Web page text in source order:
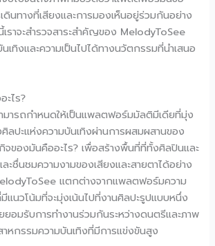
นทางที่เสียงและการมองเห็นอยู่ร่วมกันอย่าง
าจะสำรวจสาระสำคัญของ MelodyToSee
เทิงและความเป็นไปได้ทางนวัตกรรมที่นำเสนอ
ะไร?
มารถกำหนดให้เป็นแพลตฟอร์มมัลติมีเดียที่มุ่ง
ศิลปะแห่งความบันเทิงผ่านการผสมผสานของ
จของมันคืออะไร? เพื่อสร้างพื้นที่ที่ทั้งศิลปินและ
ะชื่นชมความงามของเสียงและสายตาได้อย่าง
แตกต่างจากแพลตฟอร์มความ
แนวโน้มที่จะมุ่งเน้นไปที่งานศิลปะรูปแบบหนึ่ง
ยอมรับการทำงานร่วมกันระหว่างดนตรีและภาพ
าหกรรมความบันเทิงที่มีการแข่งขันสูง